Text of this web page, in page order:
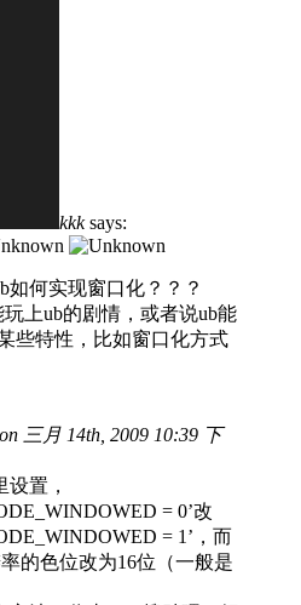
kkk says:
如何实现窗口化？？？
玩上ub的剧情，或者说ub能
些特性，比如窗口化方式
三月 14th, 2009 10:39 下
设置，
= 0’改
= 1’，而
的色位改为16位（一般是